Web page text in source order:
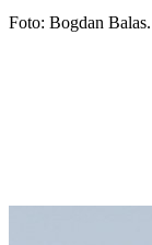
Foto: Bogdan Balas.